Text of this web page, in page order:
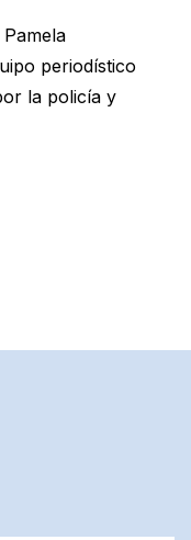
periodístico
la policía y